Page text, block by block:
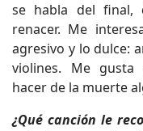
se habla del final,
renacer. Me
agresivo y lo dulce:
violines. Me gusta
hacer de la muerte
¿Qué canción le